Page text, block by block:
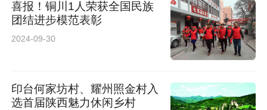
部分数据因四舍五入的原因，存在总计与分项合
计不等的情况。
喜报！铜川1人荣获全国民族
团结进步模范表彰
2024-09-30
印台何家坊村、耀州照金村入
选首届陕西魅力休闲乡村